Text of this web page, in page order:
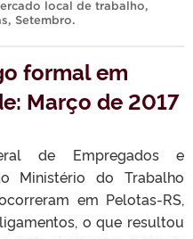
local de trabalho,
, Setembro.
formal em
Março de 2017
de Empregados e
Ministério do Trabalho
em Pelotas-RS,
o que resultou